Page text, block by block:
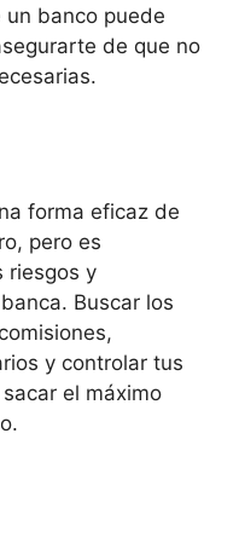
banco puede
de que no
forma eficaz de
pero es
riesgos y
Buscar los
y controlar tus
el máximo